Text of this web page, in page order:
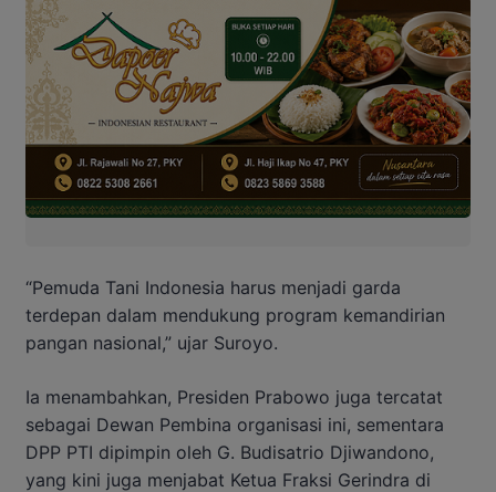
“Pemuda Tani Indonesia harus menjadi garda
terdepan dalam mendukung program kemandirian
pangan nasional,” ujar Suroyo.
Ia menambahkan, Presiden Prabowo juga tercatat
sebagai Dewan Pembina organisasi ini, sementara
DPP PTI dipimpin oleh G. Budisatrio Djiwandono,
yang kini juga menjabat Ketua Fraksi Gerindra di